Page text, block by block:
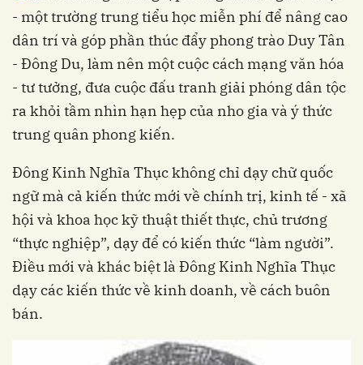
- một trường trung tiểu học miễn phí để nâng cao
dân trí và góp phần thúc đẩy phong trào Duy Tân
- Đông Du, làm nên một cuộc cách mạng văn hóa
- tư tưởng, đưa cuộc đấu tranh giải phóng dân tộc
ra khỏi tầm nhìn hạn hẹp của nho gia và ý thức
trung quân phong kiến.
Đông Kinh Nghĩa Thục không chỉ dạy chữ quốc
ngữ mà cả kiến thức mới về chính trị, kinh tế - xã
hội và khoa học kỹ thuật thiết thực, chủ trương
“thực nghiệp”, dạy để có kiến thức “làm người”.
Điều mới và khác biệt là Đông Kinh Nghĩa Thục
dạy các kiến thức về kinh doanh, về cách buôn
bán.